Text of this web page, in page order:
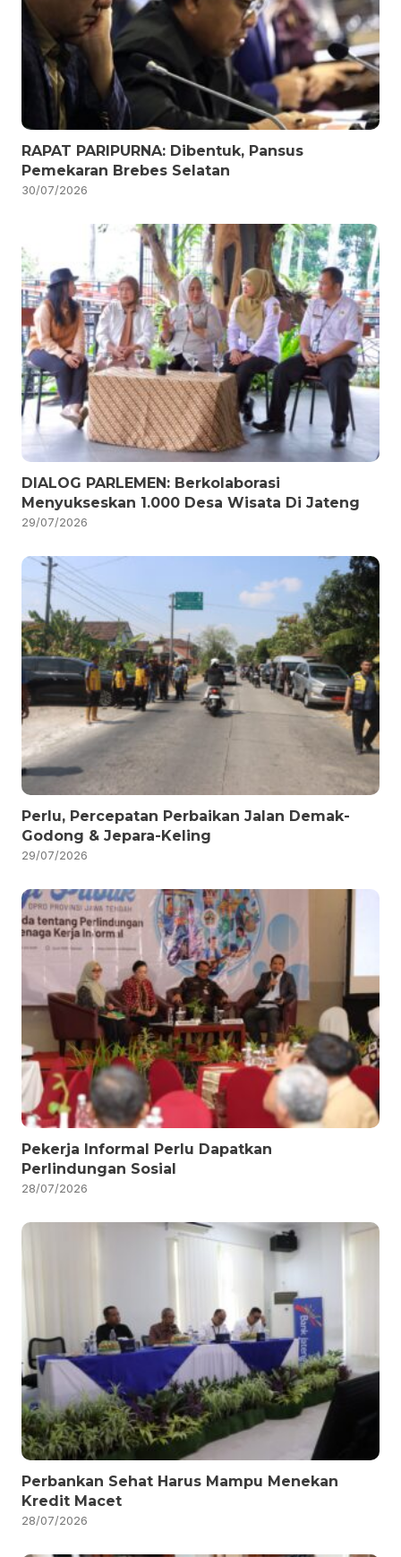
RAPAT PARIPURNA: Dibentuk, Pansus
Pemekaran Brebes Selatan
30/07/2026
DIALOG PARLEMEN: Berkolaborasi
Menyukseskan 1.000 Desa Wisata Di Jateng
29/07/2026
Perlu, Percepatan Perbaikan Jalan Demak-
Godong & Jepara-Keling
29/07/2026
Pekerja Informal Perlu Dapatkan
Perlindungan Sosial
28/07/2026
Perbankan Sehat Harus Mampu Menekan
Kredit Macet
28/07/2026